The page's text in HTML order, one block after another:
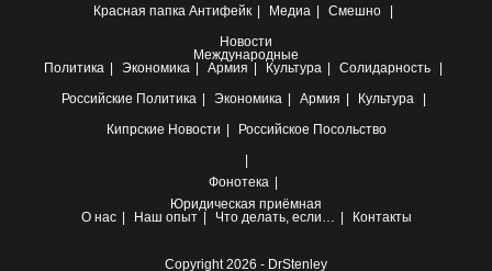
Красная папка Антифейк Медиа
Смешно
Новости
Международные
Политика
Экономика Армия Культура
Солидарность
Российские Политика Экономика Армия
Культура
Кипрские Новости Российское Посольство
Фонотека
Юридическая приёмная
О нас
Наш опыт Что делать, если… Контакты
Copyright 2026 - DrStenley